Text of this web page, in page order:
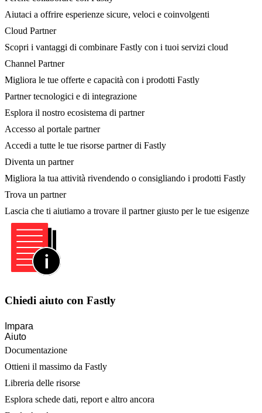
Aiutaci a offrire esperienze sicure, veloci e coinvolgenti
Cloud Partner
Scopri i vantaggi di combinare Fastly con i tuoi servizi cloud
Channel Partner
Migliora le tue offerte e capacità con i prodotti Fastly
Partner tecnologici e di integrazione
Esplora il nostro ecosistema di partner
Accesso al portale partner
Accedi a tutte le tue risorse partner di Fastly
Diventa un partner
Migliora la tua attività rivendendo o consigliando i prodotti Fastly
Trova un partner
Lascia che ti aiutiamo a trovare il partner giusto per le tue esigenze
Chiedi aiuto con Fastly
Impara
Aiuto
Documentazione
Ottieni il massimo da Fastly
Libreria delle risorse
Esplora schede dati, report e altro ancora